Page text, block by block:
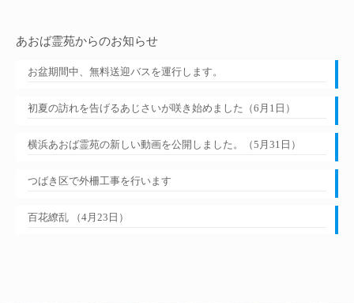
あおば霊苑からのお知らせ
お盆期間中、無料送迎バスを運行します。
初夏の訪れを告げるあじさいが咲き始めました（6月1日）
横浜あおば霊苑の新しい動画を公開しました。（5月31日）
つばき区で外柵工事を行います
百花繚乱 （4月23日）